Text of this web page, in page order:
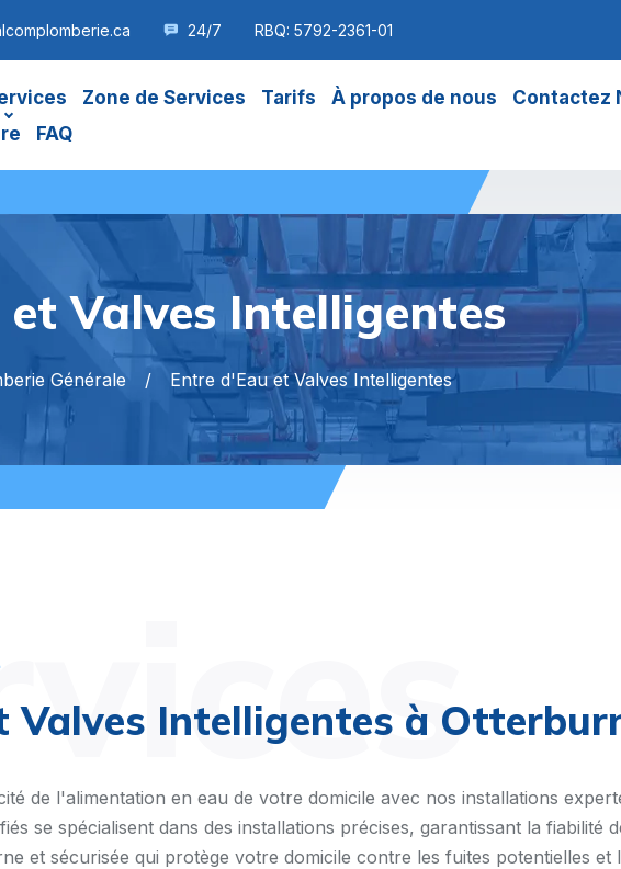
24/7 RBQ: 5792-2361-01
Zone de Services Tarifs À propos de nous
Contactez
FAQ
et Valves Intelligentes
Générale Entre d'Eau et Valves Intelligentes
Valves Intelligentes à
de l'alimentation en eau de votre domicile avec nos installations
se spécialisent dans des installations précises, garantissant la
et sécurisée qui protège votre domicile contre les fuites potentielles et